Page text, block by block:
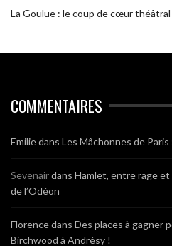
La Goulue : le coup de cœur théâtral
COMMENTAIRES
Emiliedans Les Mâchonnes de
Sevenairdans Hamlet, entre rage
de l’Odéon
Florencedans Des places à gagner
Birchwood à Andrésy !